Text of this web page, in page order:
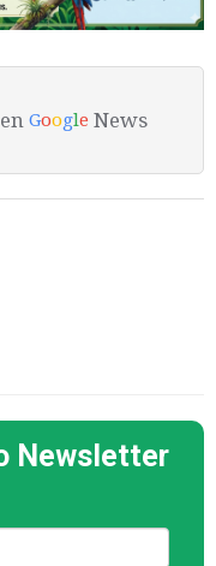
Google News
Newsletter